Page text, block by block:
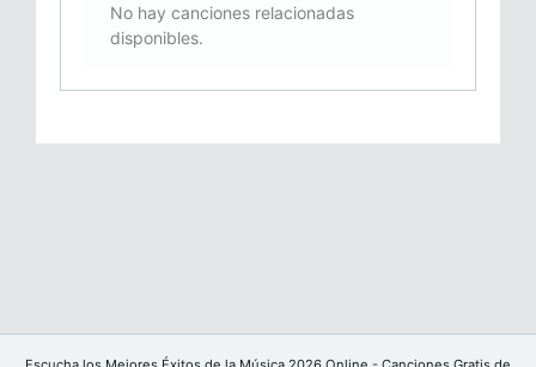
No hay canciones relacionadas
disponibles.